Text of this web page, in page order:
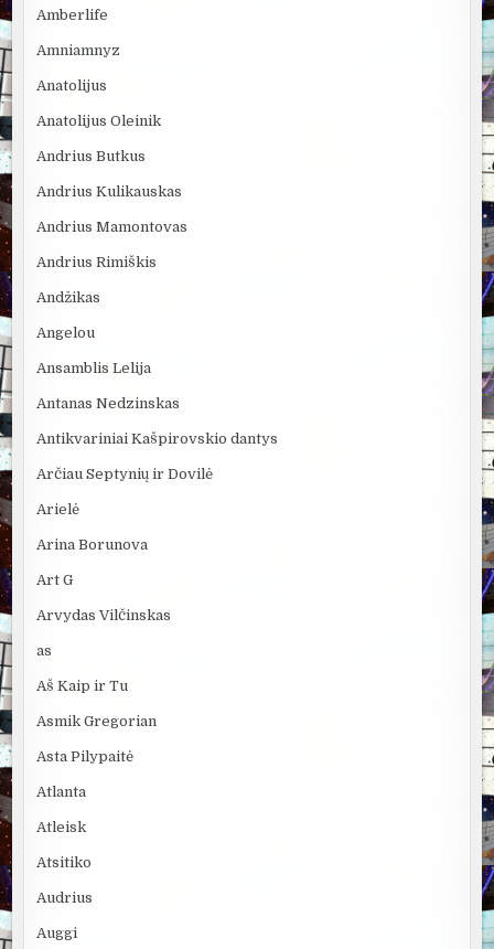
Amberlife
Amniamnyz
Anatolijus
Anatolijus Oleinik
Andrius Butkus
Andrius Kulikauskas
Andrius Mamontovas
Andrius Rimiškis
Andžikas
Angelou
Ansamblis Lelija
Antanas Nedzinskas
Antikvariniai Kašpirovskio dantys
Arčiau Septynių ir Dovilė
Arielė
Arina Borunova
Art G
Arvydas Vilčinskas
as
Aš Kaip ir Tu
Asmik Gregorian
Asta Pilypaitė
Atlanta
Atleisk
Atsitiko
Audrius
Auggi